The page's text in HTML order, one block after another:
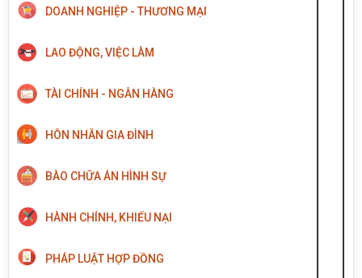
DOANH NGHIỆP - THƯƠNG MẠI
LAO ĐỘNG, VIỆC LÀM
TÀI CHÍNH - NGÂN HÀNG
HÔN NHÂN GIA ĐÌNH
BÀO CHỮA ÁN HÌNH SỰ
HÀNH CHÍNH, KHIẾU NẠI
PHÁP LUẬT HỢP ĐỒNG